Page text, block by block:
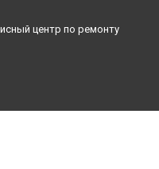
центр по ремонту